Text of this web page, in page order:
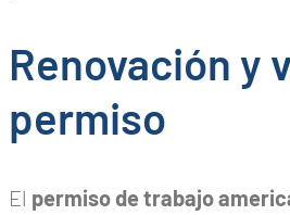
Renovación y
permiso
El permiso de trabajo